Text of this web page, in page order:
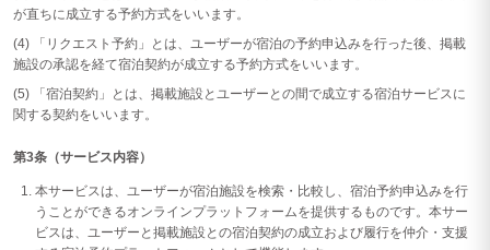
が直ちに成立する予約方式をいいます。
(4) 「リクエスト予約」とは、ユーザーが宿泊の予約申込みを行った後、掲載
施設の承認を経て宿泊契約が成立する予約方式をいいます。
(5) 「宿泊契約」とは、掲載施設とユーザーとの間で成立する宿泊サービスに
関する契約をいいます。
第3条（サービス内容）
本サービスは、ユーザーが宿泊施設を検索・比較し、宿泊予約申込みを行
うことができるオンラインプラットフォームを提供するものです。本サー
ビスは、ユーザーと掲載施設との宿泊契約の成立および履行を仲介・支援